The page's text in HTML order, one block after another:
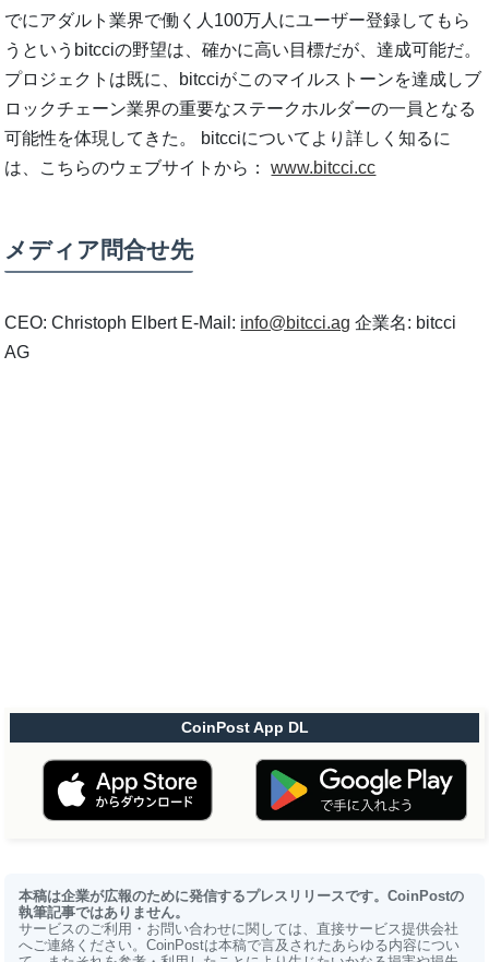
でにアダルト業界で働く人100万人にユーザー登録してもら
うというbitcciの野望は、確かに高い目標だが、達成可能だ。
プロジェクトは既に、bitcciがこのマイルストーンを達成しブ
ロックチェーン業界の重要なステークホルダーの一員となる
可能性を体現してきた。 bitcciについてより詳しく知るに
は、こちらのウェブサイトから：www.bitcci.cc
メディア問合せ先
CEO: Christoph Elbert E-Mail: info@bitcci.ag 企業名: bitcci
AG
CoinPost App DL
本稿は企業が広報のために発信するプレスリリースです。CoinPostの
執筆記事ではありません。
サービスのご利用・お問い合わせに関しては、直接サービス提供会社
へご連絡ください。CoinPostは本稿で言及されたあらゆる内容につい